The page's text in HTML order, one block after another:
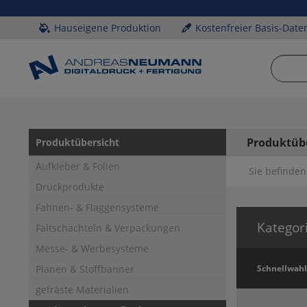
Hauseigene Produktion Kostenfreier Basis-
Produktübersicht
Aufkleber & Folien
Druckprodukte
Fahnen- & Flaggensysteme
Faltschachteln & Verpackungen
Messe- & Werbesysteme
Planen & Stoffbanner
gefräste Materialien
Sie
Schnellwahl